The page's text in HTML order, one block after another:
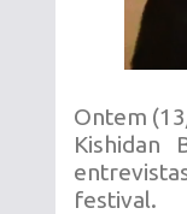
Ontem
Kishidan
festival.